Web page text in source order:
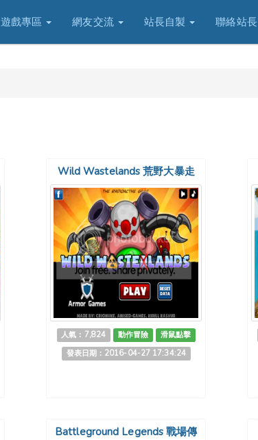
遊戲專區 網友交流 站長自製 聯絡站長
Wild Wastelands 荒野大暴走
人氣：7,824 動作冒險
滑鼠點擊
發表日期：2016-04-27 17:34:24
Battleground Legends 戰場傳